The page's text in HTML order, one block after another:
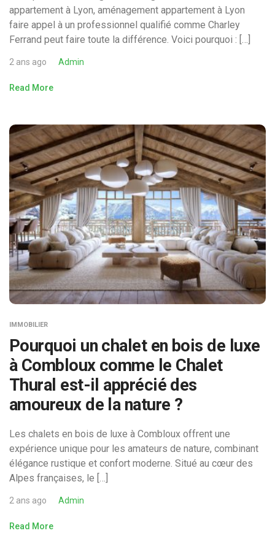
appartement à Lyon, aménagement appartement à Lyon
faire appel à un professionnel qualifié comme Charley
Ferrand peut faire toute la différence. Voici pourquoi : […]
2 ans ago Admin
Read More
IMMOBILIER
Pourquoi un chalet en bois de luxe
à Combloux comme le Chalet
Thural est-il apprécié des
amoureux de la nature ?
Les chalets en bois de luxe à Combloux offrent une
expérience unique pour les amateurs de nature, combinant
élégance rustique et confort moderne. Situé au cœur des
Alpes françaises, le […]
2 ans ago Admin
Read More